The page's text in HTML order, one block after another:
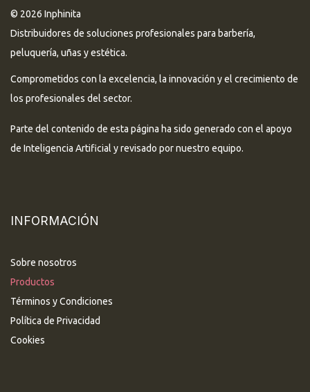
© 2026 Inphinita
Distribuidores de soluciones profesionales para barbería,
peluquería, uñas y estética.
Comprometidos con la excelencia, la innovación y el crecimiento de
los profesionales del sector.
Parte del contenido de esta página ha sido generado con el apoyo
de Inteligencia Artificial y revisado por nuestro equipo.
INFORMACIÓN
Sobre nosotros
Productos
Términos y Condiciones
Política de Privacidad
Cookies